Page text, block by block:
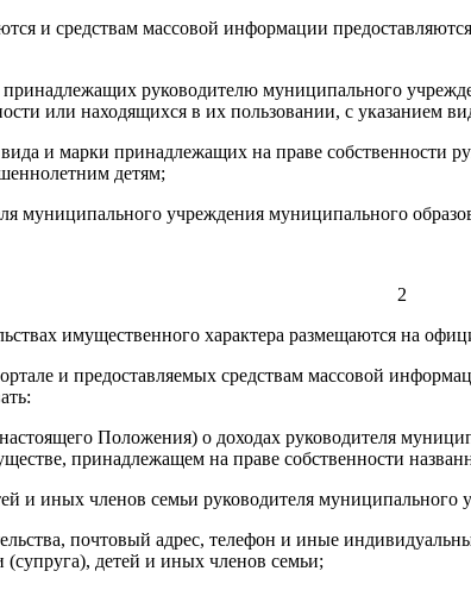
и средствам массовой информации
руководителю муниципального
или находящихся в их пользовании, с указанием
и марки принадлежащих на праве собственности
детям;
муниципального учреждения муниципального
2
имущественного характера размещаются на
и предоставляемых средствам массовой
настоящего Положения) о доходах руководителя
принадлежащем на праве собственности
и иных членов семьи руководителя муниципального
почтовый адрес, телефон и иные
(супруга), детей и иных членов семьи;